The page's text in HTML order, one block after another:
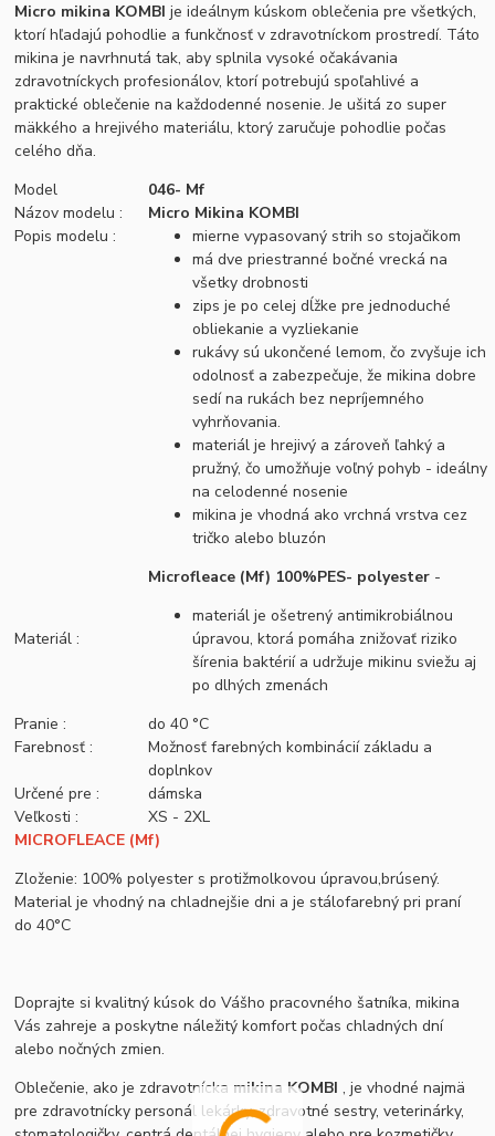
Micro mikina KOMBIje ideálnym kúskom oblečenia pre všetkých,
ktorí hľadajú pohodlie a funkčnosť v zdravotníckom prostredí. Táto
mikina je navrhnutá tak, aby splnila vysoké očakávania
zdravotníckych profesionálov, ktorí potrebujú spoľahlivé a
praktické oblečenie na každodenné nosenie. Je ušitá zo super
mäkkého a hrejivého materiálu, ktorý zaručuje pohodlie počas
celého dňa.
Model
046- Mf
Názov modelu :
Micro Mikina KOMBI
Popis modelu :
mierne vypasovaný strih so stojačikom
má dve priestranné bočné vrecká na
všetky drobnosti
zips je po celej dĺžke pre jednoduché
obliekanie a vyzliekanie
rukávy sú ukončené lemom, čo zvyšuje ich
odolnosť a zabezpečuje, že mikina dobre
sedí na rukách bez nepríjemného
vyhrňovania.
materiál je hrejivý a zároveň ľahký a
pružný, čo umožňuje voľný pohyb - ideálny
na celodenné nosenie
mikina je vhodná ako vrchná vrstva cez
tričko alebo bluzón
Materiál :
Microfleace (Mf) 100%PES- polyester -
materiál je ošetrený antimikrobiálnou
úpravou, ktorá pomáha znižovať riziko
šírenia baktérií a udržuje mikinu sviežu aj
po dlhých zmenách
Pranie :
do 40 °C
Farebnosť :
Možnosť farebných kombinácií základu a
doplnkov
Určené pre :
dámska
Veľkosti :
XS - 2XL
MICROFLEACE (Mf)
Zloženie: 100% polyester s protižmolkovou úpravou,brúsený.
Material je vhodný na chladnejšie dni a je stálofarebný pri praní
do 40°C
Doprajte si kvalitný kúsok do Vášho pracovného šatníka, mikina
Vás zahreje a poskytne náležitý komfort počas chladných dní
alebo nočných zmien.
Oblečenie, ako je zdravotnícka mikina KOMBI , je vhodné najmä
pre zdravotnícky personál lekárky, zdravotné sestry, veterinárky,